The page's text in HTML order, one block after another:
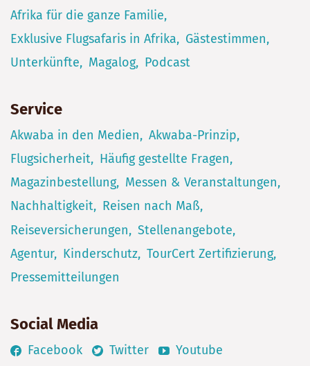
Afrika für die ganze Familie
Exklusive Flugsafaris in Afrika
Gästestimmen
Unterkünfte
Magalog Podcast
Service
Akwaba in den Medien
Akwaba-Prinzip
Flugsicherheit
Häufig gestellte Fragen
Magazinbestellung
Messen & Veranstaltungen
Nachhaltigkeit
Reisen nach Maß
Reiseversicherungen
Stellenangebote
Agentur
Kinderschutz TourCert Zertifizierung
Pressemitteilungen
Social Media
Facebook Twitter
Youtube